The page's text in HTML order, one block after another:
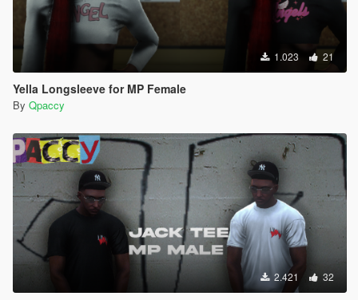
1.023 21
Yella Longsleeve for MP Female
By Qpaccy
2.421 32